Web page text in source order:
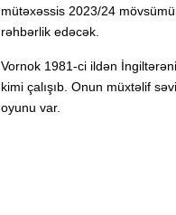
mütəxəssis 2023/24
rəhbərlik edəcək.
Vornok 1981-ci ildən
kimi çalışıb. Onun müxtəlif
oyunu var.